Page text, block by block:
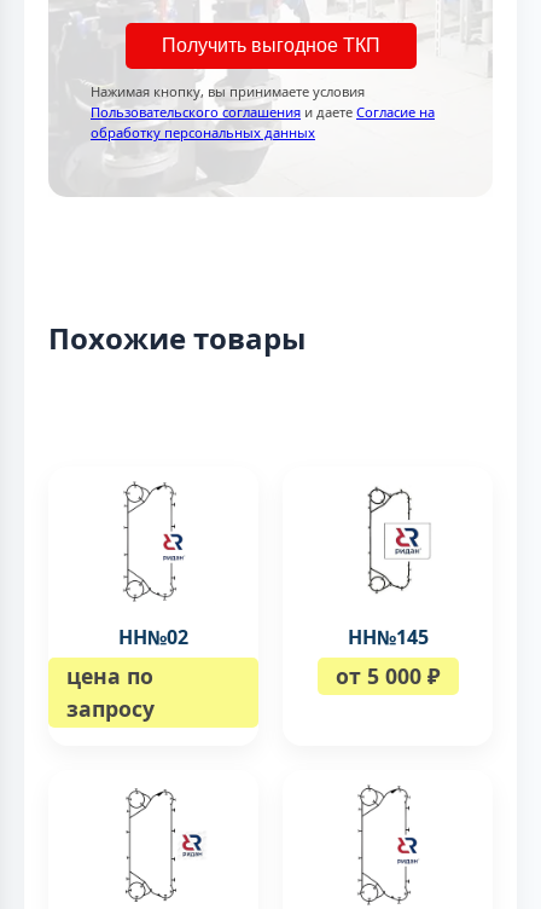
Получить выгодное ТКП
Нажимая кнопку, вы принимаете условия
Пользовательского соглашения и даете Согласие на
обработку персональных данных
Похожие товары
НН№02
цена по
запросу
НН№145
от 5 000 ₽